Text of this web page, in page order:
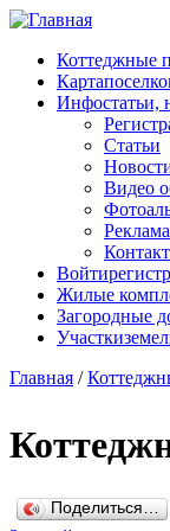
Перейти к
Коттеджные
Карта
Инфостатьи,
Статьи
Видео
Реклама
Войти
Жилые
Загородные
Участки
Главная /
Поделиться…